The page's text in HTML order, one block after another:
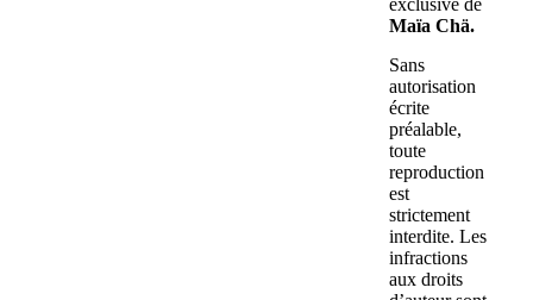
exclusive de
Maïa Chä.
Sans
autorisation
écrite
préalable,
toute
reproduction
est
strictement
interdite. Les
infractions
aux droits